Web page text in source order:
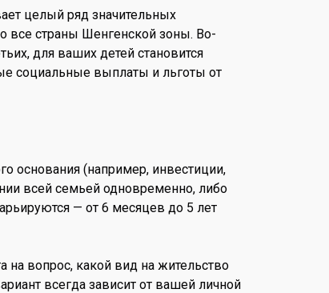
целый ряд значительных
все страны Шенгенской зоны. Во-
для ваших детей становится
социальные выплаты и льготы от
основания (например, инвестиции,
всей семьей одновременно, либо
— от 6 месяцев до 5 лет
вопрос, какой вид на жительство
всегда зависит от вашей личной